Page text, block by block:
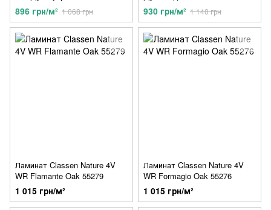
896 грн/м² 1 068 грн 930 грн/м² 1 140 грн
Ламинат Classen Nature 4V
WR Flamante Oak 55279
1 015 грн/м²
Ламинат Classen Nature 4V
WR Formagio Oak 55276
1 015 грн/м²